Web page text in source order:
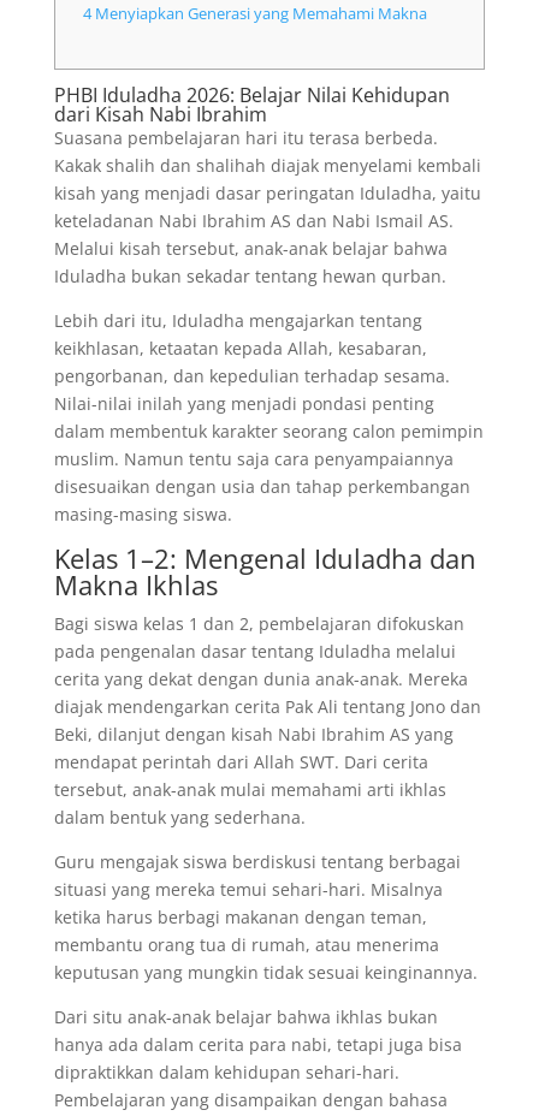
4Menyiapkan Generasi yang Memahami Makna
PHBI Iduladha 2026: Belajar Nilai Kehidupan
dari Kisah Nabi Ibrahim
Suasana pembelajaran hari itu terasa berbeda.
Kakak shalih dan shalihah diajak menyelami kembali
kisah yang menjadi dasar peringatan Iduladha, yaitu
keteladanan Nabi Ibrahim AS dan Nabi Ismail AS.
Melalui kisah tersebut, anak-anak belajar bahwa
Iduladha bukan sekadar tentang hewan qurban.
Lebih dari itu, Iduladha mengajarkan tentang
keikhlasan, ketaatan kepada Allah, kesabaran,
pengorbanan, dan kepedulian terhadap sesama.
Nilai-nilai inilah yang menjadi pondasi penting
dalam membentuk karakter seorang calon pemimpin
muslim. Namun tentu saja cara penyampaiannya
disesuaikan dengan usia dan tahap perkembangan
masing-masing siswa.
Kelas 1–2: Mengenal Iduladha dan
Makna Ikhlas
Bagi siswa kelas 1 dan 2, pembelajaran difokuskan
pada pengenalan dasar tentang Iduladha melalui
cerita yang dekat dengan dunia anak-anak. Mereka
diajak mendengarkan cerita Pak Ali tentang Jono dan
Beki, dilanjut dengan kisah Nabi Ibrahim AS yang
mendapat perintah dari Allah SWT. Dari cerita
tersebut, anak-anak mulai memahami arti ikhlas
dalam bentuk yang sederhana.
Guru mengajak siswa berdiskusi tentang berbagai
situasi yang mereka temui sehari-hari. Misalnya
ketika harus berbagi makanan dengan teman,
membantu orang tua di rumah, atau menerima
keputusan yang mungkin tidak sesuai keinginannya.
Dari situ anak-anak belajar bahwa ikhlas bukan
hanya ada dalam cerita para nabi, tetapi juga bisa
dipraktikkan dalam kehidupan sehari-hari.
Pembelajaran yang disampaikan dengan bahasa